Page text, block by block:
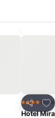
Partilhar
4 EstrelasHotel
Hotel